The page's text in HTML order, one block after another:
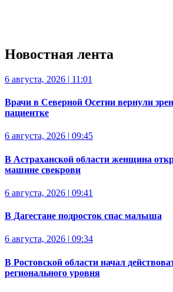
Новостная лента
6 августа, 2026 | 11:01
Врачи в Северной Осетии вернули
пациентке
6 августа, 2026 | 09:45
В Астраханской области женщина
машине свекрови
6 августа, 2026 | 09:41
В Дагестане подросток спас малыша
6 августа, 2026 | 09:34
В Ростовской области начал
регионального уровня